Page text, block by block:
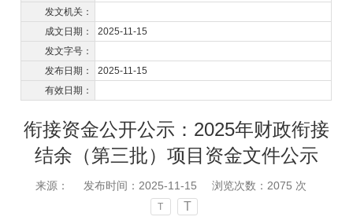
发文机关：
成文日期：
2025-11-15
发文字号：
发布日期：
2025-11-15
有效日期：
衔接资金公开公示：2025年财政衔接
结余（第三批）项目资金文件公示
来源： 发布时间：2025-11-15 浏览次数： 2075 次
T T